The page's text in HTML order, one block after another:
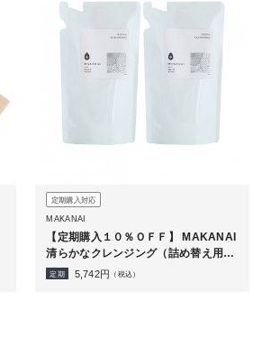
定期購入対応
MAKANAI
【定期購入１０％ＯＦＦ】 MAKANAI
清らかなクレンジング（詰め替え用）
２個セット
定期 5,742円 （税込）